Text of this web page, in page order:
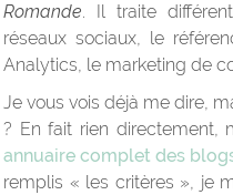
Romande. Il traite
réseaux sociaux, le
Analytics, le marketing de
Je vous vois déjà me dire,
? En fait rien directement,
annuaire complet des
remplis « les critères », je